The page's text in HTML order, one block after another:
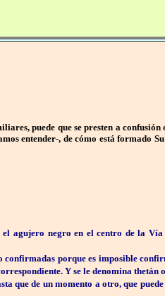
puede que se presten a
entender-, de cómo está formado
agujero negro en el centro de la
porque es imposible
Y se le denomina thetán
que de un momento a otro, que